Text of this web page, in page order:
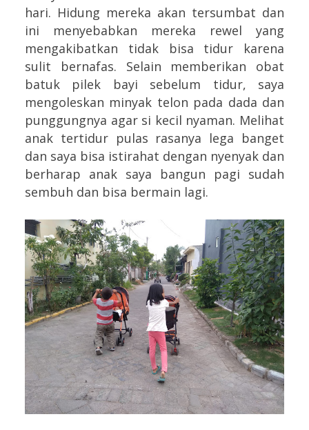
hari. Hidung mereka akan tersumbat dan
ini menyebabkan mereka rewel yang
mengakibatkan tidak bisa tidur karena
sulit bernafas. Selain memberikan obat
batuk pilek bayi sebelum tidur, saya
mengoleskan minyak telon pada dada dan
punggungnya agar si kecil nyaman. Melihat
anak tertidur pulas rasanya lega banget
dan saya bisa istirahat dengan nyenyak dan
berharap anak saya bangun pagi sudah
sembuh dan bisa bermain lagi.